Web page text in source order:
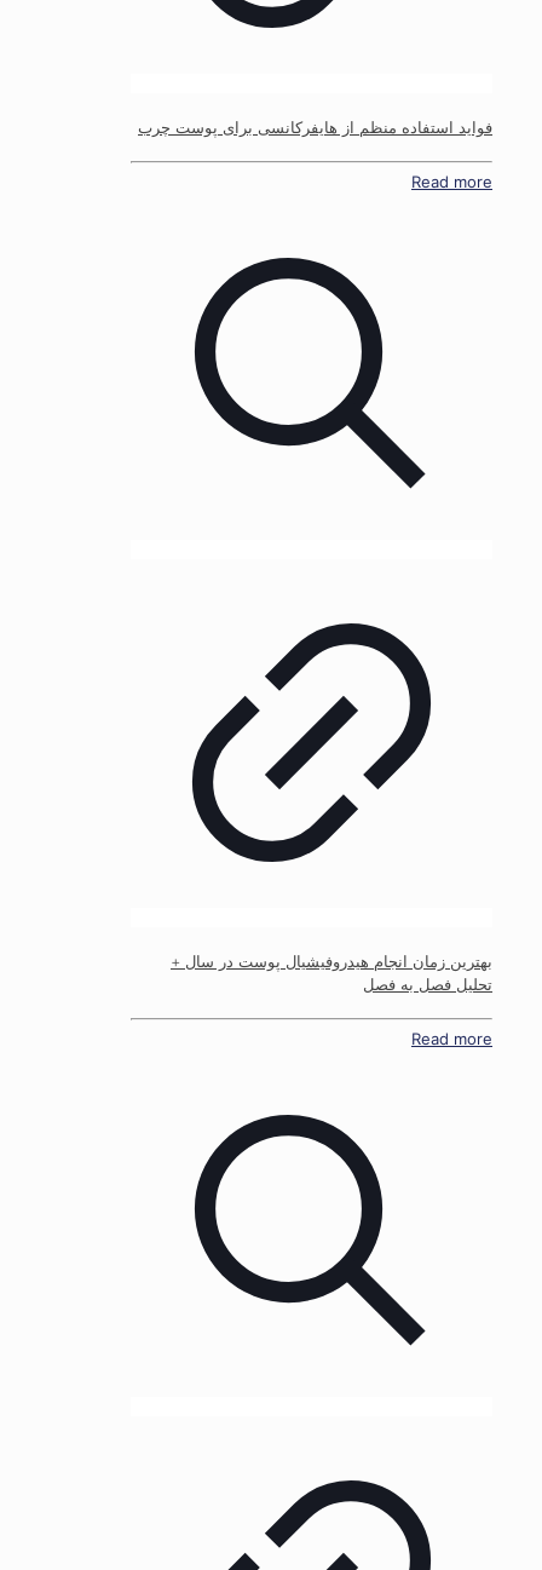
فواید استفاده منظم از هایفرکانسی برای پوست چرب
Read more
بهترین زمان انجام هیدروفیشیال پوست در سال +
تحلیل فصل به فصل
Read more